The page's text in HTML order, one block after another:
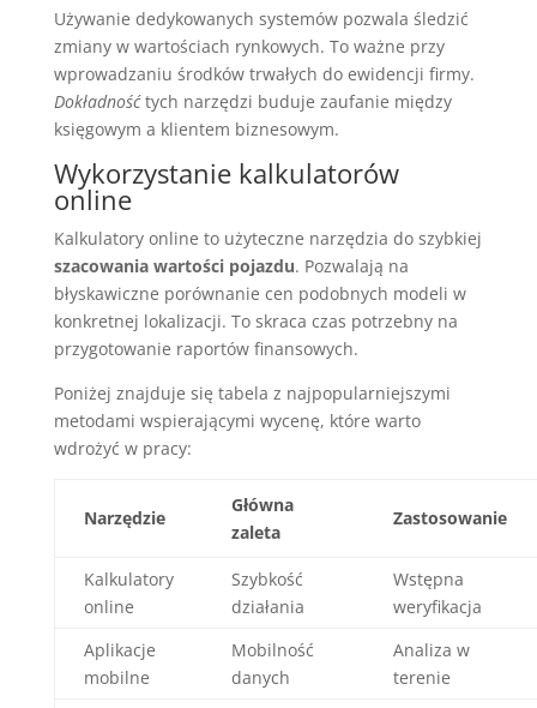
Używanie dedykowanych systemów pozwala śledzić
zmiany w wartościach rynkowych. To ważne przy
wprowadzaniu środków trwałych do ewidencji firmy.
Dokładnośćtych narzędzi buduje zaufanie między
księgowym a klientem biznesowym.
Wykorzystanie kalkulatorów
online
Kalkulatory online to użyteczne narzędzia do szybkiej
szacowania wartości pojazdu. Pozwalają na
błyskawiczne porównanie cen podobnych modeli w
konkretnej lokalizacji. To skraca czas potrzebny na
przygotowanie raportów finansowych.
Poniżej znajduje się tabela z najpopularniejszymi
metodami wspierającymi wycenę, które warto
wdrożyć w pracy:
Narzędzie
Główna
zaleta
Zastosowanie
Kalkulatory
online
Szybkość
działania
Wstępna
weryfikacja
Aplikacje
mobilne
Mobilność
danych
Analiza w
terenie